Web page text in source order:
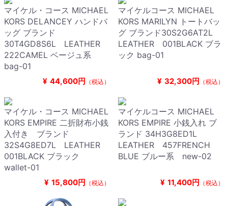
マイケル・コース MICHAEL
KORS DELANCEY ハンドバ
ッグ ブランド
30T4GD8S6L LEATHER
222CAMEL ベージュ系
bag-01
¥ 44,600円 （税込）
マイケルコース MICHAEL
KORS MARILYN トートバッ
グ ブランド30S2G6AT2L
LEATHER 001BLACK ブラ
ック bag-01
¥ 32,300円 （税込）
マイケル・コース MICHAEL
KORS EMPIRE 二折財布小銭
入付き ブランド
32S4G8ED7L LEATHER
001BLACK ブラック
wallet-01
¥ 15,800円 （税込）
マイケルコース MICHAEL
KORS EMPIRE 小銭入れ ブ
ランド 34H3G8ED1L
LEATHER 457FRENCH
BLUE ブルー系 new-02
¥ 11,400円 （税込）